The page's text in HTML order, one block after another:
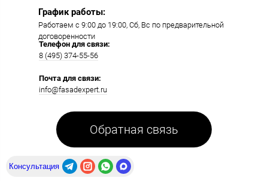
Консультация
Работаем с 9:00 до 19:00​, Сб, Вс по предварительной
договоренности
График работы:
Телефон для связи:
8 (495) 374-55-56​
Почта для связи:
info@fasadexpert.ru
Обратная связь